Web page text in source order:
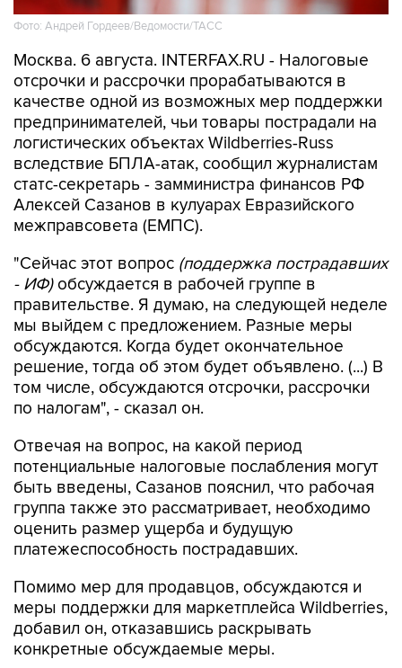
Фото: Андрей Гордеев/Ведомости/ТАСС
Москва. 6 августа. INTERFAX.RU - Налоговые
отсрочки и рассрочки прорабатываются в
качестве одной из возможных мер поддержки
предпринимателей, чьи товары пострадали на
логистических объектах Wildberries-Russ
вследствие БПЛА-атак, сообщил журналистам
статс-секретарь - замминистра финансов РФ
Алексей Сазанов в кулуарах Евразийского
межправсовета (ЕМПС).
"Сейчас этот вопрос (поддержка пострадавших
- ИФ)обсуждается в рабочей группе в
правительстве. Я думаю, на следующей неделе
мы выйдем с предложением. Разные меры
обсуждаются. Когда будет окончательное
решение, тогда об этом будет объявлено. (...) В
том числе, обсуждаются отсрочки, рассрочки
по налогам", - сказал он.
Отвечая на вопрос, на какой период
потенциальные налоговые послабления могут
быть введены, Сазанов пояснил, что рабочая
группа также это рассматривает, необходимо
оценить размер ущерба и будущую
платежеспособность пострадавших.
Помимо мер для продавцов, обсуждаются и
меры поддержки для маркетплейса Wildberries,
добавил он, отказавшись раскрывать
конкретные обсуждаемые меры.